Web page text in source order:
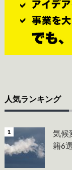
人気ランキング
気候
籍6